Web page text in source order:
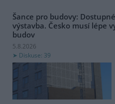
Šance pro budovy:
výstavba. Česko musí lépe
budov
5.8.2026
Diskuse: 39